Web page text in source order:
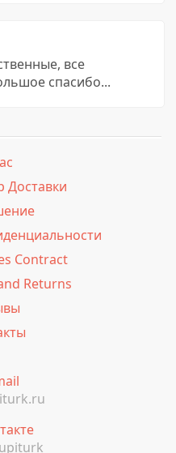
все
спасибо...
Доставки
Contract
Returns